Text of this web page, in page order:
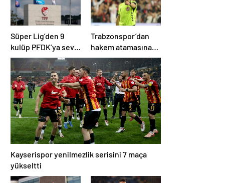
Süper Lig’den 9
kulüp PFDK’ya sevk
edildi
Trabzonspor’dan
hakem atamasına
bir tepki daha!
Kayserispor yenilmezlik serisini 7 maça
yükseltti